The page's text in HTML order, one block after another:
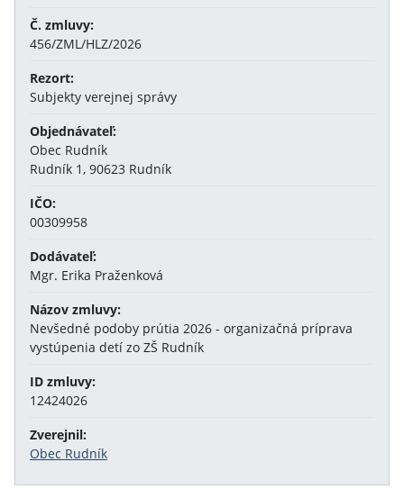
Č. zmluvy:
456/ZML/HLZ/2026
Rezort:
Subjekty verejnej správy
Objednávateľ:
Obec Rudník
Rudník 1, 90623 Rudník
IČO:
00309958
Dodávateľ:
Mgr. Erika Praženková
Názov zmluvy:
Nevšedné podoby prútia 2026 - organizačná príprava
vystúpenia detí zo ZŠ Rudník
ID zmluvy:
12424026
Zverejnil:
Obec Rudník